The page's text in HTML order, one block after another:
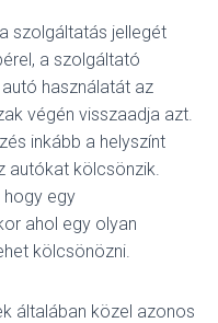
szolgáltatás jellegét
a szolgáltató
használatát az
végén visszaadja azt.
inkább a helyszínt
autókat kölcsönzik.
hogy egy
ahol egy olyan
kölcsönözni.
általában közel azonos